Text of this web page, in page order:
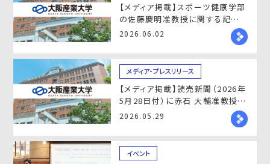
【メディア掲載】スポーツ健康学部
の佐藤慶明准教授に関する記事
が掲載されました
2026.06.02
メディア・プレスリリース
【メディア掲載】読売新聞（2026年
5月28日付）に赤石 大輔准教授の
コメントが掲載されました
2026.05.29
イベント